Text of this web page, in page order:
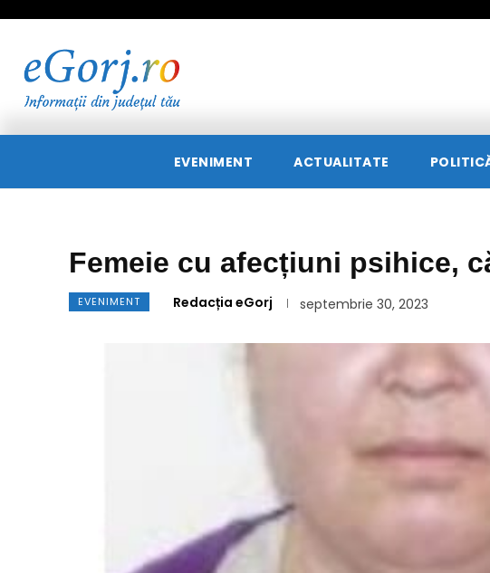
EVENIMENT ACTUALITATE
Femeie cu afecțiuni psihice,
EVENIMENT Redacția eGorj septembrie 30, 2023